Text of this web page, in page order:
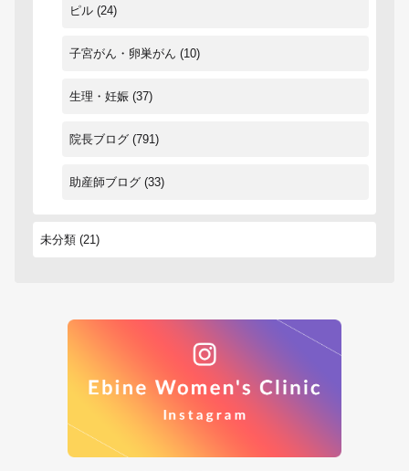
ピル (24)
子宮がん・卵巣がん (10)
生理・妊娠 (37)
院長ブログ (791)
助産師ブログ (33)
未分類 (21)